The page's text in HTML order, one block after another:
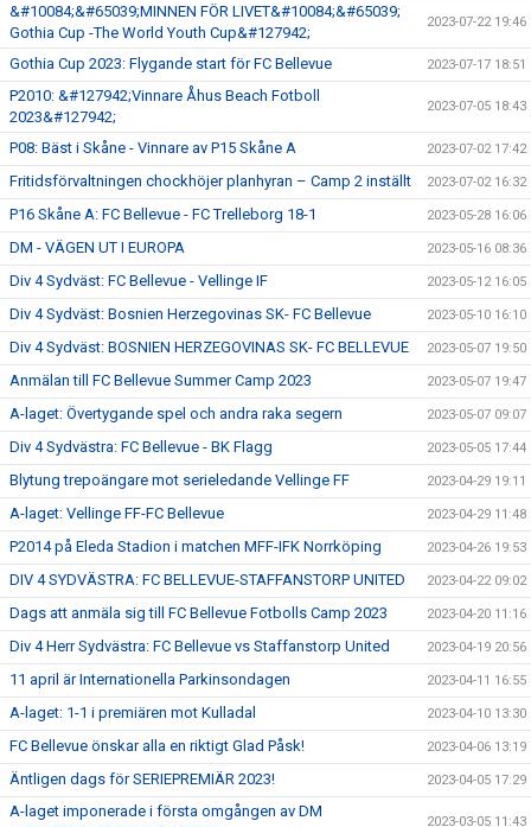
&#10084;&#65039;MINNEN FÖR LIVET&#10084;&#65039;
Gothia Cup -The World Youth Cup&#127942;
2023-07-22 19:46
Gothia Cup 2023: Flygande start för FC Bellevue 2023-07-17 18:51
P2010: &#127942;Vinnare Åhus Beach Fotboll
2023&#127942;
2023-07-05 18:43
P08: Bäst i Skåne - Vinnare av P15 Skåne A 2023-07-02 17:42
Fritidsförvaltningen chockhöjer planhyran – Camp 2 inställt 2023-07-02 16:32
P16 Skåne A: FC Bellevue - FC Trelleborg 18-1 2023-05-28 16:06
DM - VÄGEN UT I EUROPA 2023-05-16 08:36
Div 4 Sydväst: FC Bellevue - Vellinge IF 2023-05-12 16:05
Div 4 Sydväst: Bosnien Herzegovinas SK- FC Bellevue 2023-05-10 16:10
Div 4 Sydväst: BOSNIEN HERZEGOVINAS SK- FC BELLEVUE 2023-05-07 19:50
Anmälan till FC Bellevue Summer Camp 2023 2023-05-07 19:47
A-laget: Övertygande spel och andra raka segern 2023-05-07 09:07
Div 4 Sydvästra: FC Bellevue - BK Flagg 2023-05-05 17:44
Blytung trepoängare mot serieledande Vellinge FF 2023-04-29 19:11
A-laget: Vellinge FF-FC Bellevue 2023-04-29 11:48
P2014 på Eleda Stadion i matchen MFF-IFK Norrköping 2023-04-26 19:53
DIV 4 SYDVÄSTRA: FC BELLEVUE-STAFFANSTORP UNITED 2023-04-22 09:02
Dags att anmäla sig till FC Bellevue Fotbolls Camp 2023 2023-04-20 11:16
Div 4 Herr Sydvästra: FC Bellevue vs Staffanstorp United 2023-04-19 20:56
11 april är Internationella Parkinsondagen 2023-04-11 16:55
A-laget: 1-1 i premiären mot Kulladal 2023-04-10 13:30
FC Bellevue önskar alla en riktigt Glad Påsk! 2023-04-06 13:19
Äntligen dags för SERIEPREMIÄR 2023! 2023-04-05 17:29
A-laget imponerade i första omgången av DM
2023-03-05 11:43